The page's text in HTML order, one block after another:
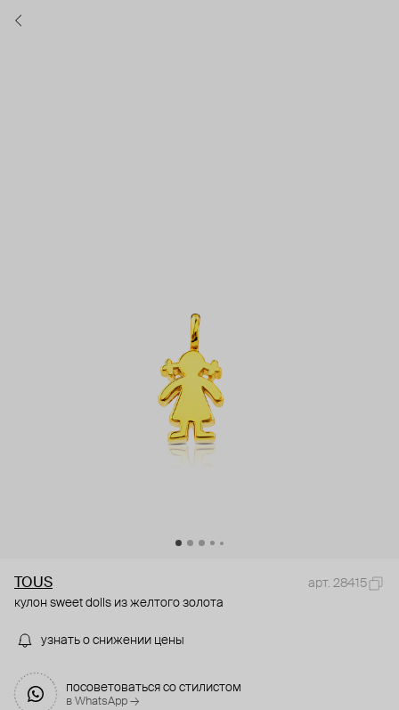
TOUS
арт. 28415
кулон sweet dolls из желтого золота
узнать о снижении цены
посоветоваться со стилистом
в WhatsApp →